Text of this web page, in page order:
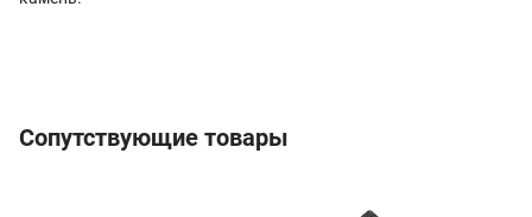
Сопутствующие товары